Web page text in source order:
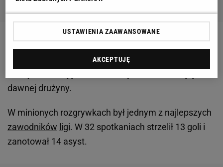
dawnej drużyny.
W minionych rozgrywkach był jednym z najlepszych
zawodników ligi. W 32 spotkaniach strzelił 13 goli i
zanotował 14 asyst.
USTAWIENIA ZAAWANSOWANE
AKCEPTUJĘ